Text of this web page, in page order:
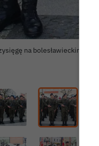
na bolesławieckim rynku